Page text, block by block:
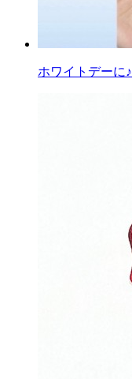
ホワイトデーに♪